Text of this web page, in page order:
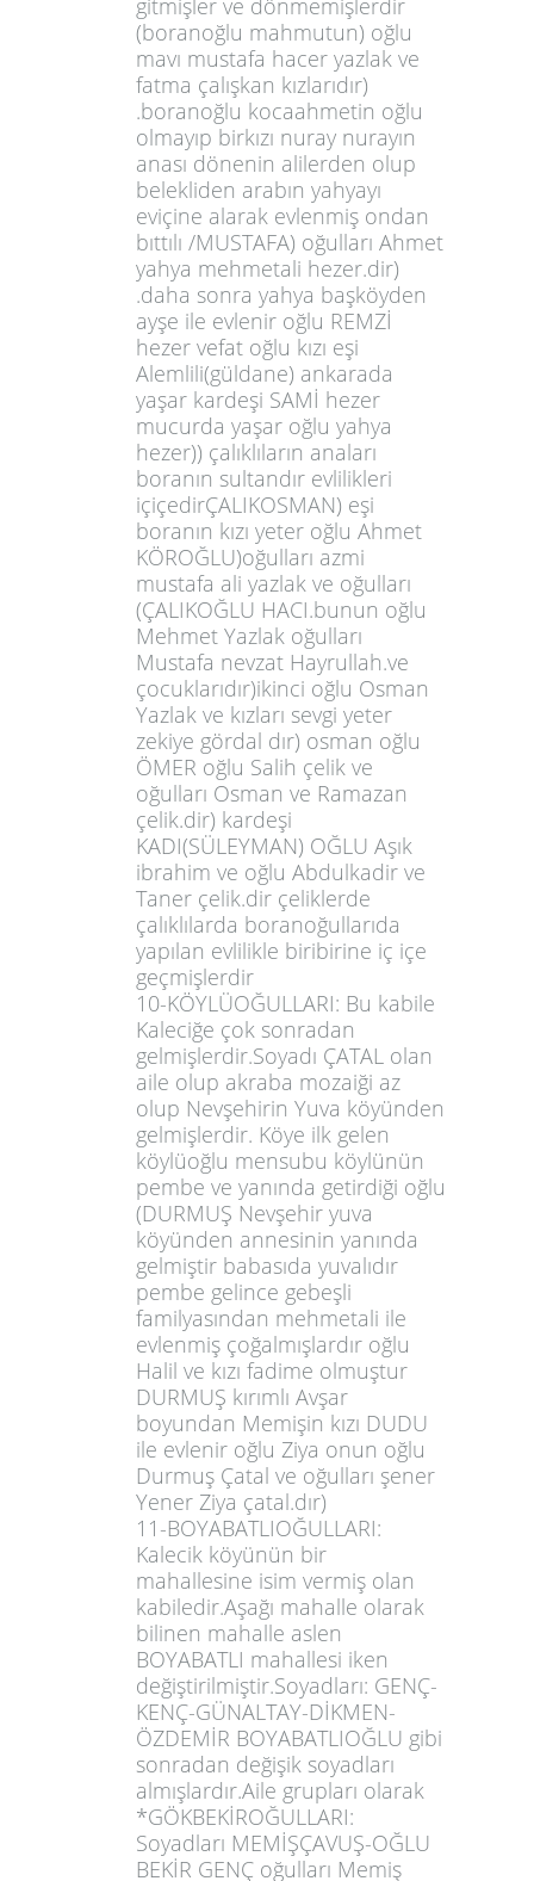
gitmişler ve dönmemişlerdir
(boranoğlu mahmutun) oğlu
mavı mustafa hacer yazlak ve
fatma çalışkan kızlarıdır)
.boranoğlu kocaahmetin oğlu
olmayıp birkızı nuray nurayın
anası dönenin alilerden olup
belekliden arabın yahyayı
eviçine alarak evlenmiş ondan
bıttılı /MUSTAFA) oğulları Ahmet
yahya mehmetali hezer.dir)
.daha sonra yahya başköyden
ayşe ile evlenir oğlu REMZİ
hezer vefat oğlu kızı eşi
Alemlili(güldane) ankarada
yaşar kardeşi SAMİ hezer
mucurda yaşar oğlu yahya
hezer)) çalıklıların anaları
boranın sultandır evlilikleri
içiçedirÇALIKOSMAN) eşi
boranın kızı yeter oğlu Ahmet
KÖROĞLU)oğulları azmi
mustafa ali yazlak ve oğulları
(ÇALIKOĞLU HACI.bunun oğlu
Mehmet Yazlak oğulları
Mustafa nevzat Hayrullah.ve
çocuklarıdır)ikinci oğlu Osman
Yazlak ve kızları sevgi yeter
zekiye gördal dır) osman oğlu
ÖMER oğlu Salih çelik ve
oğulları Osman ve Ramazan
çelik.dir) kardeşi
KADI(SÜLEYMAN) OĞLU Aşık
ibrahim ve oğlu Abdulkadir ve
Taner çelik.dir çeliklerde
çalıklılarda boranoğullarıda
yapılan evlilikle biribirine iç içe
geçmişlerdir
10-KÖYLÜOĞULLARI: Bu kabile
Kaleciğe çok sonradan
gelmişlerdir.Soyadı ÇATAL olan
aile olup akraba mozaiği az
olup Nevşehirin Yuva köyünden
gelmişlerdir. Köye ilk gelen
köylüoğlu mensubu köylünün
pembe ve yanında getirdiği oğlu
(DURMUŞ Nevşehir yuva
köyünden annesinin yanında
gelmiştir babasıda yuvalıdır
pembe gelince gebeşli
familyasından mehmetali ile
evlenmiş çoğalmışlardır oğlu
Halil ve kızı fadime olmuştur
DURMUŞ kırımlı Avşar
boyundan Memişin kızı DUDU
ile evlenir oğlu Ziya onun oğlu
Durmuş Çatal ve oğulları şener
Yener Ziya çatal.dır)
11-BOYABATLIOĞULLARI:
Kalecik köyünün bir
mahallesine isim vermiş olan
kabiledir.Aşağı mahalle olarak
bilinen mahalle aslen
BOYABATLI mahallesi iken
değiştirilmiştir.Soyadları: GENÇ-
KENÇ-GÜNALTAY-DİKMEN-
ÖZDEMİR BOYABATLIOĞLU gibi
sonradan değişik soyadları
almışlardır.Aile grupları olarak
*GÖKBEKİROĞULLARI:
Soyadları MEMİŞÇAVUŞ-OĞLU
BEKİR GENÇ oğulları Memiş